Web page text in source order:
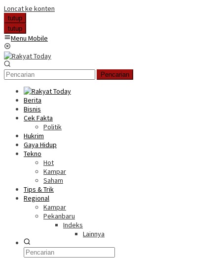
Loncat ke konten
tutup
tutup
Menu Mobile
Pencarian
Berita
Bisnis
Cek Fakta
Politik
Hukrim
Gaya Hidup
Tekno
Hot
Kampar
Saham
Tips & Trik
Regional
Kampar
Pekanbaru
Indeks
Lainnya